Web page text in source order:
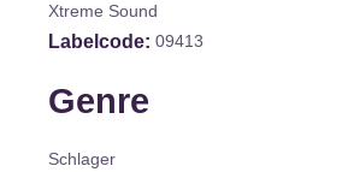
Xtreme Sound
Labelcode 09413
Genre
Schlager